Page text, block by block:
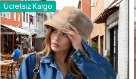
Ücretsiz Kargo